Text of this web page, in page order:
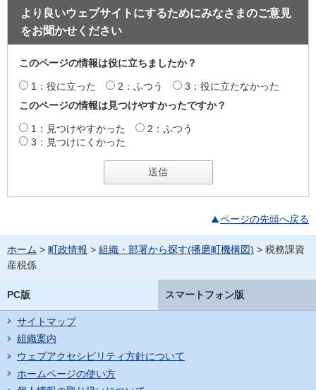
より良いウェブサイトにするためにみなさまのご意見
をお聞かせください
このページの情報は役に立ちましたか？
1：役に立った 2：ふつう
3：役に立たなかった
このページの情報は見つけやすかったですか？
1：見つけやすかった
2：ふつう
3：見つけにくかった
ページの先頭へ戻る
ホーム > 町政情報 > 組織・部署から探す(播磨町機構図) > 税務課資
産税係
PC版 スマートフォン版
サイトマップ
組織案内
ウェブアクセシビリティ方針について
ホームページの使い方